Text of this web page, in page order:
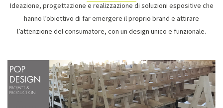
Ideazione, progettazione e realizzazione di soluzioni espositive che
hanno l’obiettivo di far emergere il proprio brand e attirare
l’attenzione del consumatore, con un design unico e funzionale.